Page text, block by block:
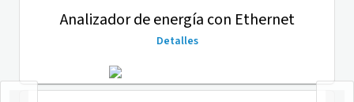
Analizador de energía con Ethernet
Detalles